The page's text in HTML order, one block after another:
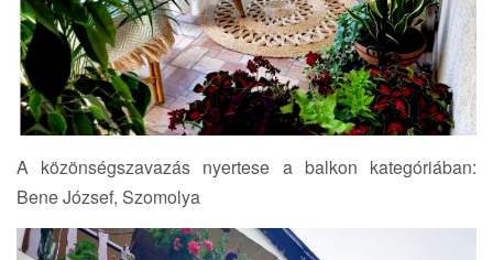
A közönségszavazás nyertese a balkon kategóriában:
Bene József, Szomolya